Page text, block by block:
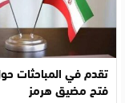
تقدم في المباحثات
فتح مضيق هرمز